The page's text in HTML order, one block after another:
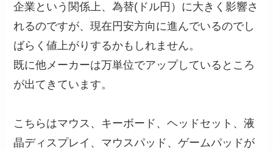
企業という関係上、為替(ドル円）に大きく影響さ
れるのですが、現在円安方向に進んでいるのでし
ばらく値上がりするかもしれません。
既に他メーカーは万単位でアップしているところ
が出てきています。
こちらはマウス、キーボード、ヘッドセット、液
晶ディスプレイ、マウスパッド、ゲームパッドが